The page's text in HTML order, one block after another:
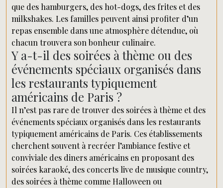
que des hamburgers, des hot-dogs, des frites et des
milkshakes. Les familles peuvent ainsi profiter d’un
repas ensemble dans une atmosphère détendue, où
chacun trouvera son bonheur culinaire.
Y a-t-il des soirées à thème ou des
événements spéciaux organisés dans
les restaurants typiquement
américains de Paris ?
Il n’est pas rare de trouver des soirées à thème et des
événements spéciaux organisés dans les restaurants
typiquement américains de Paris. Ces établissements
cherchent souvent à recréer l’ambiance festive et
conviviale des diners américains en proposant des
soirées karaoké, des concerts live de musique country,
des soirées à thème comme Halloween ou